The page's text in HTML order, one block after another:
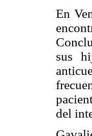
En
sus
del